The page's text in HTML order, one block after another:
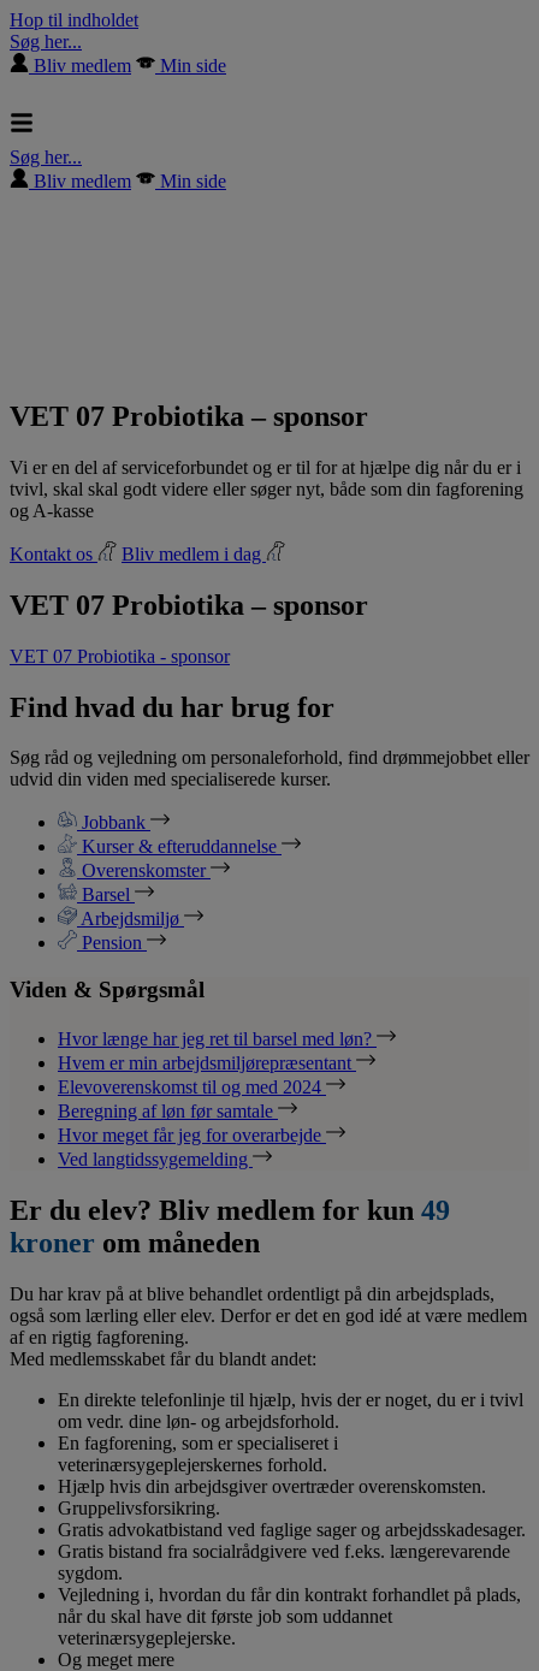
Hop til indholdet
Søg her...
Bliv medlem
Min side
Søg her...
Bliv medlem
Min side
VET 07 Probiotika – sponsor
Vi er en del af serviceforbundet og er til for at hjælpe dig når du er i
tvivl, skal skal godt videre eller søger nyt, både som din fagforening
og A-kasse
Kontakt os Bliv medlem i dag
VET 07 Probiotika – sponsor
VET 07 Probiotika - sponsor
Find hvad du har brug for
Søg råd og vejledning om personaleforhold, find drømmejobbet eller
udvid din viden med specialiserede kurser.
Jobbank
Kurser & efteruddannelse
Overenskomster
Barsel
Arbejdsmiljø
Pension
Viden & Spørgsmål
Hvor længe har jeg ret til barsel med løn?
Hvem er min arbejdsmiljørepræsentant
Elevoverenskomst til og med 2024
Beregning af løn før samtale
Hvor meget får jeg for overarbejde
Ved langtidssygemelding
Er du elev? Bliv medlem for kun 49
kroner om måneden
Du har krav på at blive behandlet ordentligt på din arbejdsplads,
også som lærling eller elev. Derfor er det en god idé at være medlem
af en rigtig fagforening.
Med medlemsskabet får du blandt andet:
En direkte telefonlinje til hjælp, hvis der er noget, du er i tvivl
om vedr. dine løn- og arbejdsforhold.
En fagforening, som er specialiseret i
veterinærsygeplejerskernes forhold.
Hjælp hvis din arbejdsgiver overtræder overenskomsten.
Gruppelivsforsikring.
Gratis advokatbistand ved faglige sager og arbejdsskadesager.
Gratis bistand fra socialrådgivere ved f.eks. længerevarende
sygdom.
Vejledning i, hvordan du får din kontrakt forhandlet på plads,
når du skal have dit første job som uddannet
veterinærsygeplejerske.
Og meget mere